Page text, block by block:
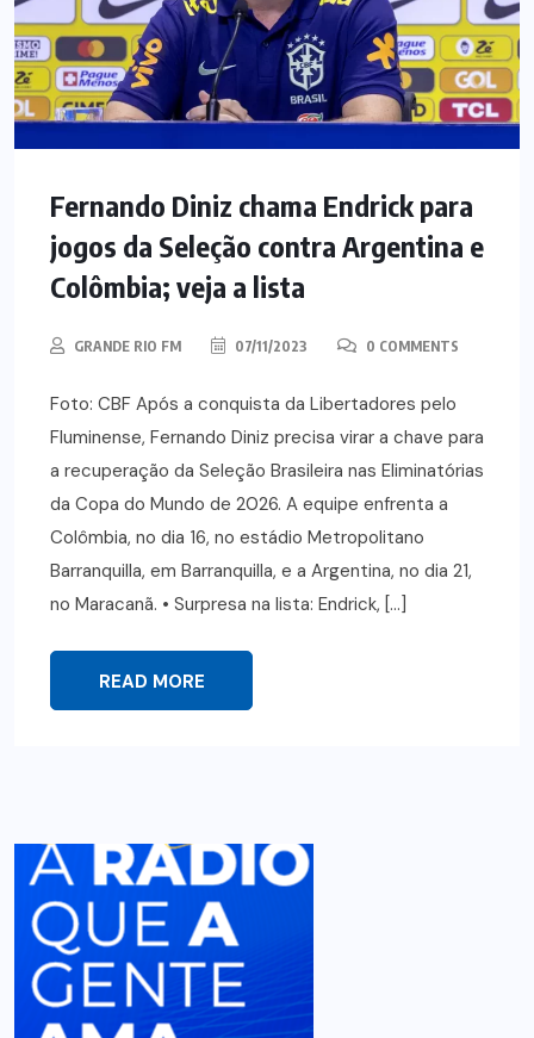
Fernando Diniz chama Endrick para
jogos da Seleção contra Argentina e
Colômbia; veja a lista
GRANDE RIO FM 07/11/2023 0 COMMENTS
Foto: CBF Após a conquista da Libertadores pelo
Fluminense, Fernando Diniz precisa virar a chave para
a recuperação da Seleção Brasileira nas Eliminatórias
da Copa do Mundo de 2026. A equipe enfrenta a
Colômbia, no dia 16, no estádio Metropolitano
Barranquilla, em Barranquilla, e a Argentina, no dia 21,
no Maracanã. • Surpresa na lista: Endrick, […]
READ MORE